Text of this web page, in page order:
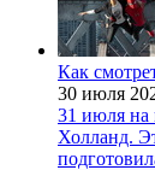
Как
30 июля
31 июля на
Холланд.